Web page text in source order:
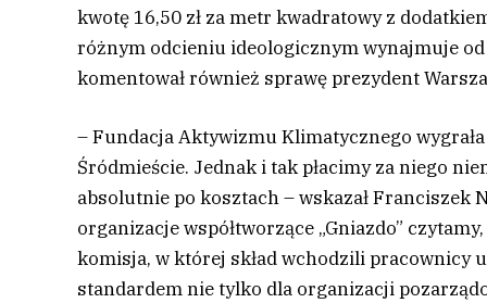
kwotę 16,50 zł za metr kwadratowy z
różnym odcieniu ideologicznym wynajmuje
komentował również sprawę prezydent
– Fundacja Aktywizmu Klimatycznego
Śródmieście. Jednak i tak płacimy za niego
absolutnie po kosztach – wskazał
organizacje współtworzące „Gniazdo”
komisja, w której skład wchodzili pracownicy
standardem nie tylko dla organizacji